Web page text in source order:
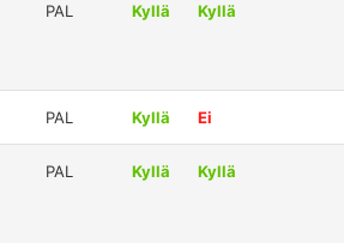
PAL Kyllä Kyllä
PAL Kyllä Ei
PAL Kyllä Kyllä